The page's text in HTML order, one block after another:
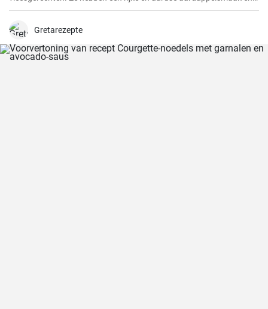
zijn heerlijk luchtig. Deze knoedels zijn een traditioneel gerecht dat in
Gretarezepte